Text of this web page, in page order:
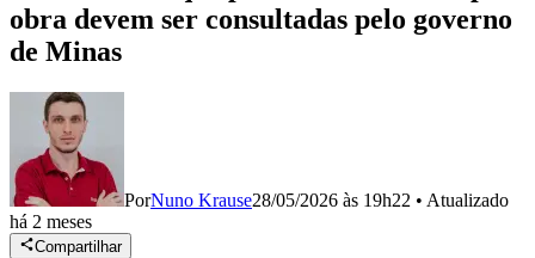
obra devem ser consultadas pelo governo
de Minas
PorNuno Krause28/05/2026 às 19h22 • Atualizado
há 2 meses
Compartilhar